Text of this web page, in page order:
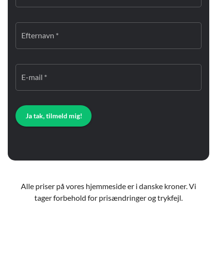
Efternavn *
E-mail *
Ja tak, tilmeld mig!
Alle priser på vores hjemmeside er i danske kroner. Vi
tager forbehold for prisændringer og trykfejl.